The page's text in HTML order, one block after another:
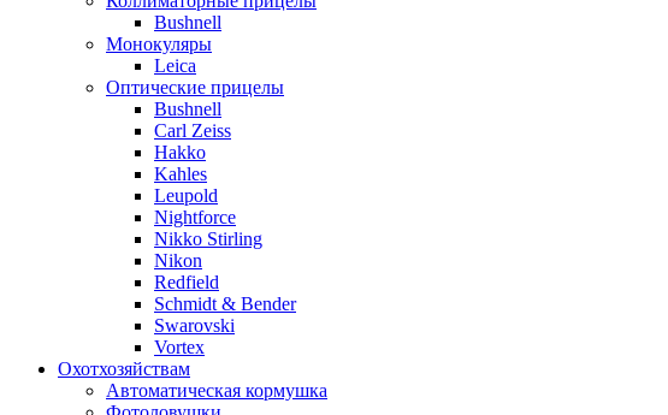
Bushnell
Монокуляры
Leica
Оптические прицелы
Bushnell
Carl Zeiss
Hakko
Kahles
Leupold
Nightforce
Nikko Stirling
Nikon
Redfield
Schmidt & Bender
Swarovski
Vortex
Охотхозяйствам
Автоматическая кормушка